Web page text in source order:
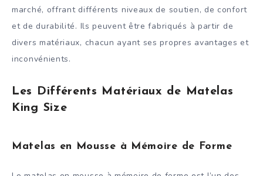
marché, offrant différents niveaux de soutien, de confort
et de durabilité. Ils peuvent être fabriqués à partir de
divers matériaux, chacun ayant ses propres avantages et
inconvénients.
Les Différents Matériaux de Matelas
King Size
Matelas en Mousse à Mémoire de Forme